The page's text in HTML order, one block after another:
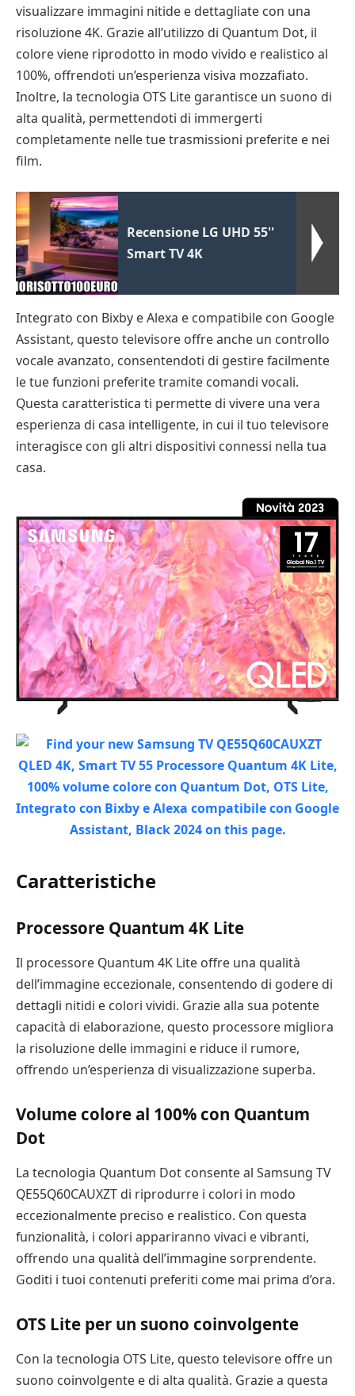
visualizzare immagini nitide e dettagliate con una
risoluzione 4K. Grazie all’utilizzo di Quantum Dot, il
colore viene riprodotto in modo vivido e realistico al
100%, offrendoti un’esperienza visiva mozzafiato.
Inoltre, la tecnologia OTS Lite garantisce un suono di
alta qualità, permettendoti di immergerti
completamente nelle tue trasmissioni preferite e nei
film.
Recensione LG UHD 55''
Smart TV 4K
Integrato con Bixby e Alexa e compatibile con Google
Assistant, questo televisore offre anche un controllo
vocale avanzato, consentendoti di gestire facilmente
le tue funzioni preferite tramite comandi vocali.
Questa caratteristica ti permette di vivere una vera
esperienza di casa intelligente, in cui il tuo televisore
interagisce con gli altri dispositivi connessi nella tua
casa.
Caratteristiche
Processore Quantum 4K Lite
Il processore Quantum 4K Lite offre una qualità
dell’immagine eccezionale, consentendo di godere di
dettagli nitidi e colori vividi. Grazie alla sua potente
capacità di elaborazione, questo processore migliora
la risoluzione delle immagini e riduce il rumore,
offrendo un’esperienza di visualizzazione superba.
Volume colore al 100% con Quantum
Dot
La tecnologia Quantum Dot consente al Samsung TV
QE55Q60CAUXZT di riprodurre i colori in modo
eccezionalmente preciso e realistico. Con questa
funzionalità, i colori appariranno vivaci e vibranti,
offrendo una qualità dell’immagine sorprendente.
Goditi i tuoi contenuti preferiti come mai prima d’ora.
OTS Lite per un suono coinvolgente
Con la tecnologia OTS Lite, questo televisore offre un
suono coinvolgente e di alta qualità. Grazie a questa